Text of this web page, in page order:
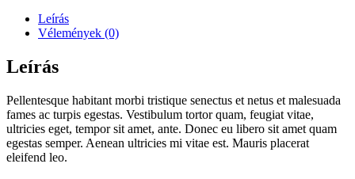
Leírás
Vélemények (0)
Leírás
Pellentesque habitant morbi tristique senectus et netus et malesuada
fames ac turpis egestas. Vestibulum tortor quam, feugiat vitae,
ultricies eget, tempor sit amet, ante. Donec eu libero sit amet quam
egestas semper. Aenean ultricies mi vitae est. Mauris placerat
eleifend leo.